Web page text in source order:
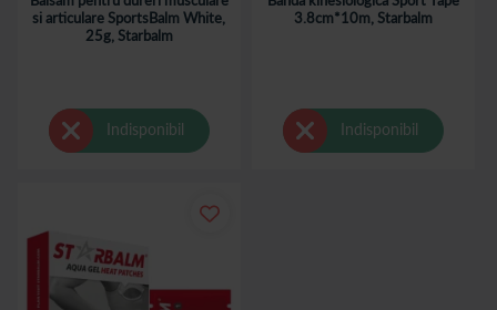
si articulare SportsBalm White,
25g, Starbalm
Indisponibil
3.8cm*10m, Starbalm
Indisponibil